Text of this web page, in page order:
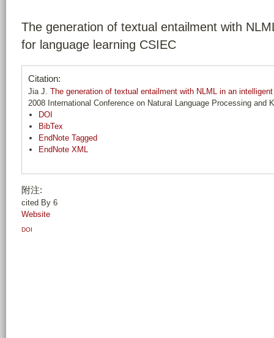
分
The generation of textual entailment with
for language learning CSIEC
Citation:
Jia J. The generation of textual entailment with NLML in an
2008 International Conference on Natural Language Processing and
DOI
BibTex
EndNote Tagged
EndNote XML
附注:
cited By 6
Website
DOI